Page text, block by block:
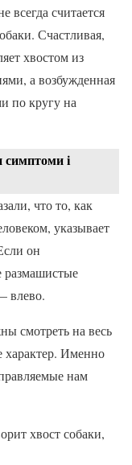
всегда считается
Счастливая,
хвостом из
а возбужденная
по кругу на
симптоми і
что то, как
указывает
он
влево.
смотреть на весь
характер. Именно
нам
хвост собаки,